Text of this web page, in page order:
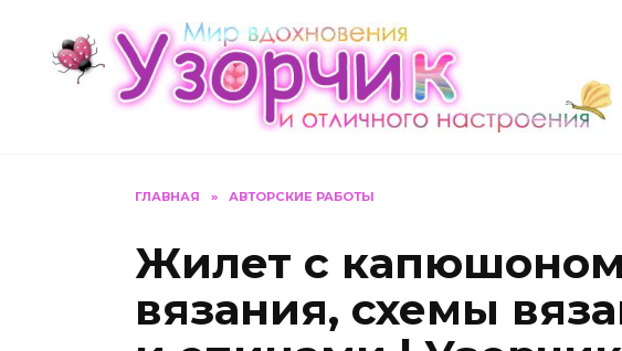
содержанию
ГЛАВНАЯ » АВТОРСКИЕ РАБОТЫ
Жилет с
вязания, схемы